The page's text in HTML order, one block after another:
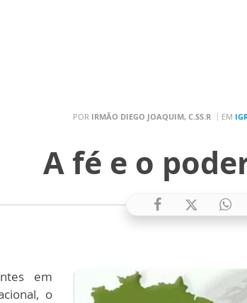
POR IRMÃO DIEGO JOAQUIM, C.SS.R EM
A fé e o
em
o